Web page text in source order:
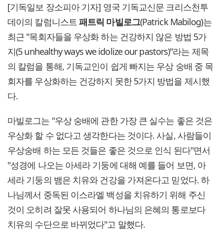
[기독일보 장소피아 기자] 영국 기독교신문 크리스천투
데이의 칼럼니스트 패트릭 마빌로그(Patrick Mabilog)는
최근 "목회자들을 우상화 하는 건강하지 않은 방법 5가
지(5 unhealthy ways we idolize our pastors)"라는 제목
의 칼럼을 통해, 기독교인이 쉽게 빠지는 우상 숭배 중 목
회자를 우상화하는 건강하지 못한 5가지 방법을 제시했
다.
마빌로그는 "우상 숭배에 관한 가장 큰 실수는 좋은 것은
우상화 할 수 없다고 생각한다는 것이다. 사실, 사람들이
우상숭배 하는 모든 것들은 좋은 것으로 인식 된다"면서
"성경에 나오는 아세라 기둥에 대해 예를 들어 보면, 아
세라 기둥의 뱀은 치유와 건강을 가져온다고 믿었다. 하
나님께서 중독된 이스라엘 백성을 치유하기 위해 주신
것이 오히려 잘못 사용되어 하나님의 은혜의 통로보다
치유의 수단으로 바뀌었다"고 말했다.